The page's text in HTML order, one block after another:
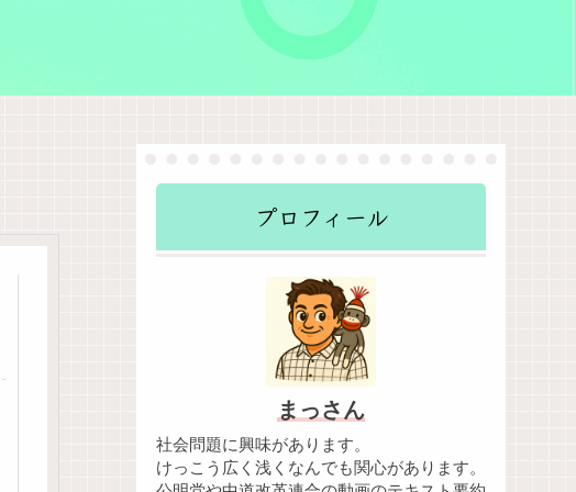
プロフィール
まっさん
社会問題に興味があります。
けっこう広く浅くなんでも関心があります。